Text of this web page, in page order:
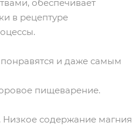
обеспечивает
в рецептуре
и даже самым
пищеварение.
содержание магния